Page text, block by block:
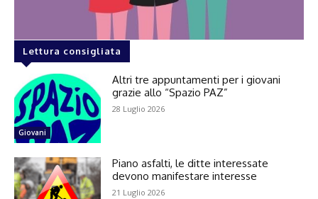
Lettura consigliata
Giovani
Altri tre appuntamenti per i giovani
grazie allo “Spazio PAZ”
28 Luglio 2026
Piano asfalti, le ditte interessate
devono manifestare interesse
21 Luglio 2026